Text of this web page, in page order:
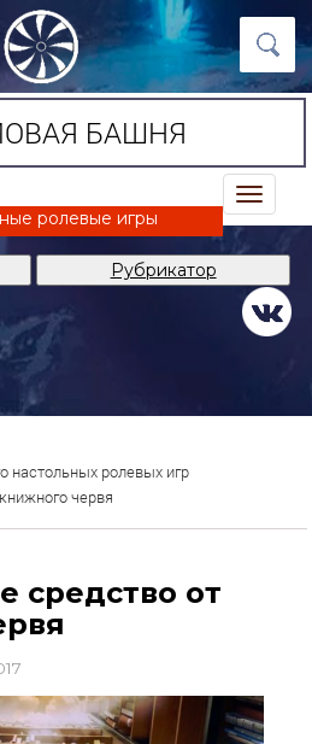
БАШНЯ
trk
ролевые игры
Рубрикатор
настольных ролевых игр
червя
средство от